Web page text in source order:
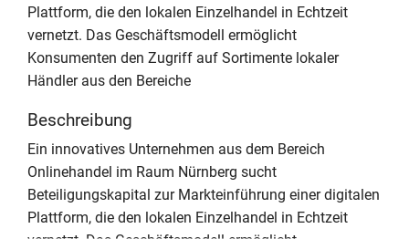
Plattform, die den lokalen Einzelhandel in Echtzeit
vernetzt. Das Geschäftsmodell ermöglicht
Konsumenten den Zugriff auf Sortimente lokaler
Händler aus den Bereiche
Beschreibung
Ein innovatives Unternehmen aus dem Bereich
Onlinehandel im Raum Nürnberg sucht
Beteiligungskapital zur Markteinführung einer digitalen
Plattform, die den lokalen Einzelhandel in Echtzeit